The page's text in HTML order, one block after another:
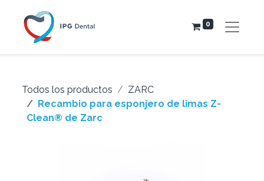
0
Todos los productos
ZARC
Recambio para esponjero de limas Z-
Clean® de Zarc